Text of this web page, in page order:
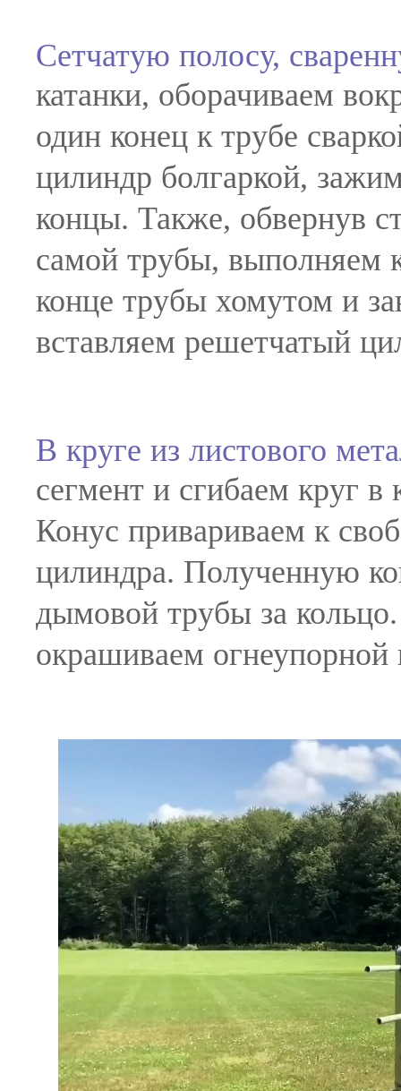
Сетчатую полосу,
катанки, оборачиваем
один конец к трубе
цилиндр болгаркой,
концы. Также, обвернув
самой трубы, выполняем
конце трубы хомутом и
вставляем решетчатый
В круге из листового
сегмент и сгибаем круг
Конус привариваем к
цилиндра. Полученную
дымовой трубы за
окрашиваем огнеупорной